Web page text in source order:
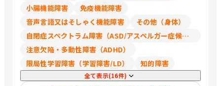
小腸機能障害
免疫機能障害
音声言語又はそしゃく機能障害
その他（身体）
自閉症スペクトラム障害（ASD/アスペルガー症候群/広汎性発達障害）
注意欠陥・多動性障害（ADHD）
限局性学習障害（学習障害/LD）
知的障害
全て表示(16件)